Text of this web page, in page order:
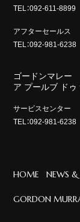
TEL：092-611-8899
アフターセールス
TEL：092-981-6238
ゴードンマレー
ア プールブ ドゥ
サービスセンター
TEL：092-981-6238
HOME NEWS &
GORDON